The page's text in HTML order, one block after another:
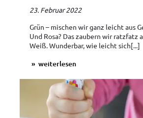
23. Februar 2022
Grün – mischen wir ganz leicht aus
Und Rosa? Das zaubern wir ratzfatz
Weiß. Wunderbar, wie leicht sich[...]
weiterlesen